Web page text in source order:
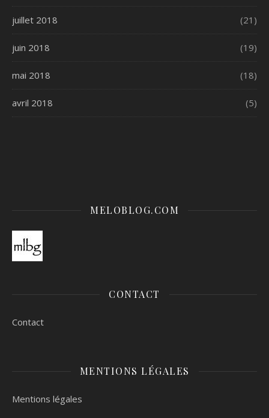
juillet 2018 (21)
juin 2018 (19)
mai 2018 (18)
avril 2018 (5)
MELOBLOG.COM
CONTACT
Contact
MENTIONS LÉGALES
Mentions légales